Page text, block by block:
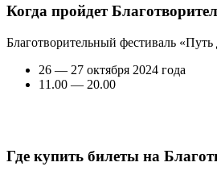
Когда пройдет
Благотворительный фестиваль
26 — 27 октября 2024 года
11.00 — 20.00
Где купить билеты на